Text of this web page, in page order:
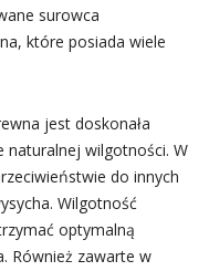
surowca
które posiada wiele
jest doskonała
naturalnej wilgotności. W
do innych
Wilgotność
optymalną
Również zawarte w